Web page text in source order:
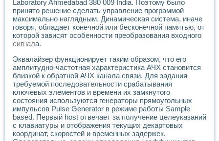
Лабораторный практикум по основам теории коммутации
Опыт использования NI LabVIEW для создания
Применение LabVIEW для исследования течения в
Создание виртуальной работы «Изучение магнитных
Лабораторный практикум: изучение адиабатического
Стенд для исследования электрических переходных
Система статистической обработки результатов
Автоматизация лазерно-плазменных измерений с
Модельно-измерительный комплекс. Назначение. Состав.
Использование технологий NATIONAL INSTRUMENTS
Учебный практикум "Спектральный и корреляционный
Учебный стенд для исследования принципа действия
Оборудование и программное обеспечение учебных
Laboratory Ahmedabad 380 009 India. Поэтому было
принято решение сделать управление программой
максимально наглядным. Динамическая система, иначе
говоря, обладает конечной или бесконечной памятью, от
которой зависят особенности преобразования входного
сигнала.
Эквалайзер функционирует таким образом, что его
амплитудно-частотная характеристика АЧХ становится
близкой к обратной АЧХ канала связи. Для задания
требуемой последовательности срабатывания
ключевых элементов и времени их замкнутого
состояния используются генераторы прямоугольных
импульсов Pulse Generator в режиме работы Sample
based. Первый host отвечает за получение целеуказаний
с клавиатуры и отображения текущих декартовых
координат, скоростей и временных задержек.